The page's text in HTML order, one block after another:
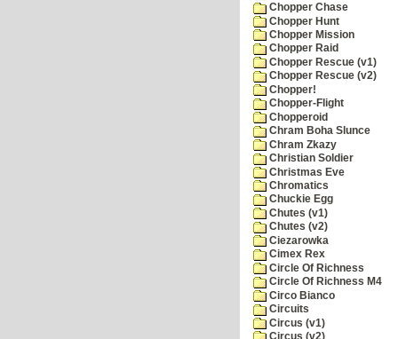
Chopper Chase
Chopper Hunt
Chopper Mission
Chopper Raid
Chopper Rescue (v1)
Chopper Rescue (v2)
Chopper!
Chopper-Flight
Chopperoid
Chram Boha Slunce
Chram Zkazy
Christian Soldier
Christmas Eve
Chromatics
Chuckie Egg
Chutes (v1)
Chutes (v2)
Ciezarowka
Cimex Rex
Circle Of Richness
Circle Of Richness M4
Circo Bianco
Circuits
Circus (v1)
Circus (v2)